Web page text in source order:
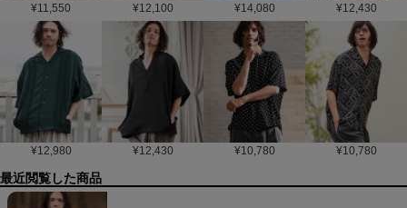
¥11,550 ¥12,100 ¥14,080 ¥12,430
¥12,980 ¥12,430 ¥10,780 ¥10,780
最近閲覧した商品